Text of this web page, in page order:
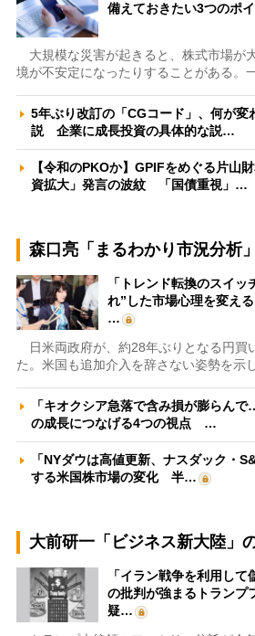
備えておきたい3つのポ
大規模な災害が起きると、株式市場が
境が不安定になったりすることがある。
5年ぶり改訂の「CGコード」、何が変
説 企業に成長投資の具体的な説…
【令和のPKOか】GPIFをめぐる片山
資拡大」発言の波紋 「国債重視」…
森口亮「まるわかり市況分析」
「トレンド転換のスイ
れ”した市場心理を変え
…
日米両政府が、約28年ぶりとなる円買
た。米国も追加介入を辞さない姿勢を示
「キオクシア急落で含み損が膨らん
の成長につなげる4つの視点 …
「NYダウは高値更新、ナスダック・
する米国株市場の変化 半…
大前研一「ビジネス新大陸」
「イラン戦争を利用し
の批判が強まるトランプ
疑…